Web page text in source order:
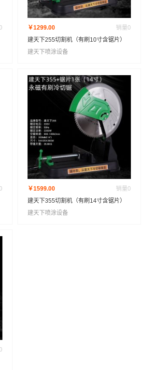
￥1299.00 销量0
建天下255切割机（有刷10寸含锯片）
建天下喷涂设备
￥1599.00 销量0
建天下355切割机（有刷14寸含锯片）
建天下喷涂设备